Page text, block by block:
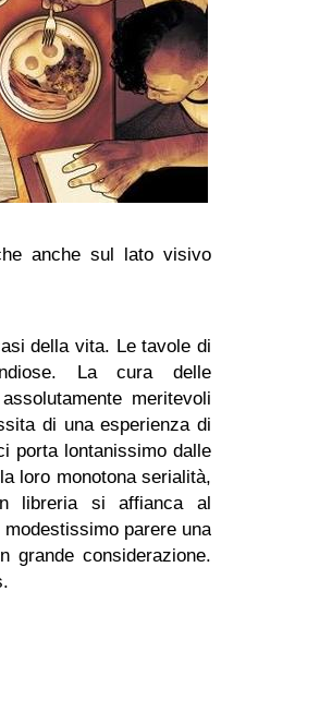
anche sul lato visivo
della vita. Le tavole di
La cura delle
meritevoli
di una esperienza di
porta lontanissimo dalle
loro monotona serialità,
libreria si affianca al
parere una
grande considerazione.